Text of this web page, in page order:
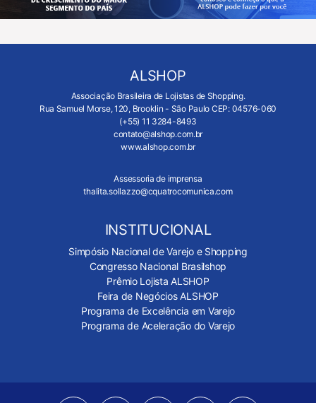
ALSHOP
Associação Brasileira de Lojistas de Shopping.
Rua Samuel Morse, 120, Brooklin - São Paulo CEP: 04576-060
(+55) 11 3284-8493
contato@alshop.com.br
www.alshop.com.br
Assessoria de imprensa
thalita.sollazzo@cquatrocomunica.com
INSTITUCIONAL
Simpósio Nacional de Varejo e Shopping
Congresso Nacional Brasilshop
Prêmio Lojista ALSHOP
Feira de Negócios ALSHOP
Programa de Excelência em Varejo
Programa de Aceleração do Varejo